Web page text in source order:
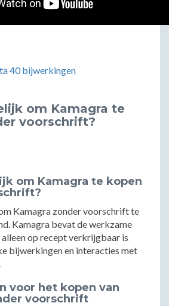
40 bijwerkingen
om Kamagra te
voorschrift?
om Kamagra te kopen
Kamagra zonder voorschrift te
Kamagra bevat de werkzame
op recept verkrijgbaar is
bijwerkingen en interacties met
voor het kopen van
voorschrift